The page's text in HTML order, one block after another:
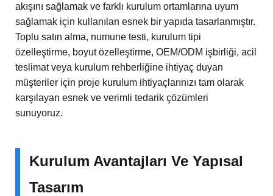
akışını sağlamak ve farklı kurulum ortamlarına uyum
sağlamak için kullanılan esnek bir yapıda tasarlanmıştır.
Toplu satın alma, numune testi, kurulum tipi
özelleştirme, boyut özelleştirme, OEM/ODM işbirliği, acil
teslimat veya kurulum rehberliğine ihtiyaç duyan
müşteriler için proje kurulum ihtiyaçlarınızı tam olarak
karşılayan esnek ve verimli tedarik çözümleri
sunuyoruz.
Kurulum Avantajları Ve Yapısal
Tasarım